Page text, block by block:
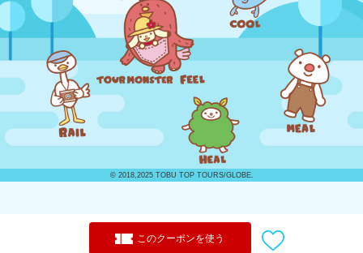
このクーポンを使う
© 2018,2025 TOBU TOP TOURS/GLOBE.